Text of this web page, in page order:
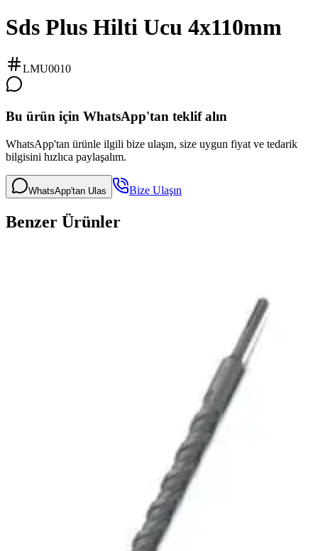
Sds Plus Hilti Ucu 4x110mm
LMU0010
Bu ürün için WhatsApp'tan teklif alın
WhatsApp'tan ürünle ilgili bize ulaşın, size uygun fiyat ve tedarik
bilgisini hızlıca paylaşalım.
WhatsApp'tan Ulas Bize Ulaşın
Benzer Ürünler